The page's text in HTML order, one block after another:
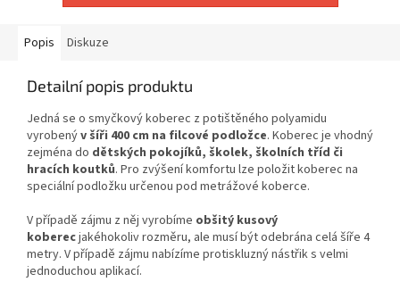
Popis Diskuze
Detailní popis produktu
Jedná se o smyčkový koberec z potištěného polyamidu
vyrobenýv šíři 400 cm na filcové podložce. Koberec je vhodný
zejména do dětských pokojíků, školek, školních tříd či
hracích koutků. Pro zvýšení komfortu lze položit koberec na
speciální podložku určenou pod metrážové koberce.
V případě zájmu z něj vyrobíme obšitý kusový
koberecjakéhokoliv rozměru, ale musí být odebrána celá šíře 4
metry. V případě zájmu nabízíme protiskluzný nástřik s velmi
jednoduchou aplikací.